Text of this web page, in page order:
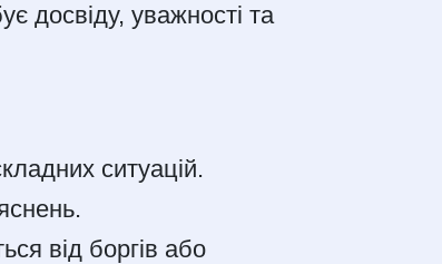
досвіду, уважності та
ситуацій.
від боргів або